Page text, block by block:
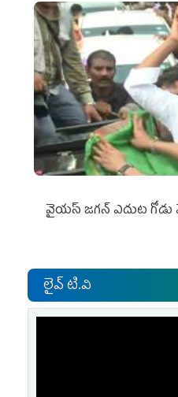
వైయ‌స్‌ జగన్ ఎదుట గోడు
లైవ్ టి.వి